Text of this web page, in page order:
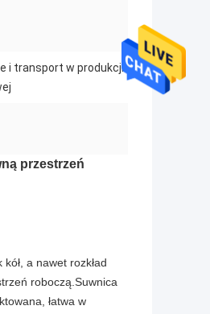
i transport w produkcji
przestrzeń
a nawet rozkład
roboczą.Suwnica
łatwa w